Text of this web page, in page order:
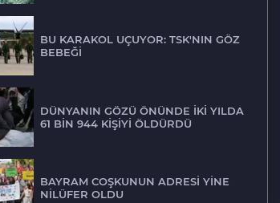
BU KARAKOL UÇUYOR: TSK'NIN GÖZ
BEBEĞİ
DÜNYANIN GÖZÜ ÖNÜNDE İKİ YILDA
61 BİN 944 KİŞİYİ ÖLDÜRDÜ
BAYRAM COŞKUNUN ADRESİ YİNE
NİLÜFER OLDU